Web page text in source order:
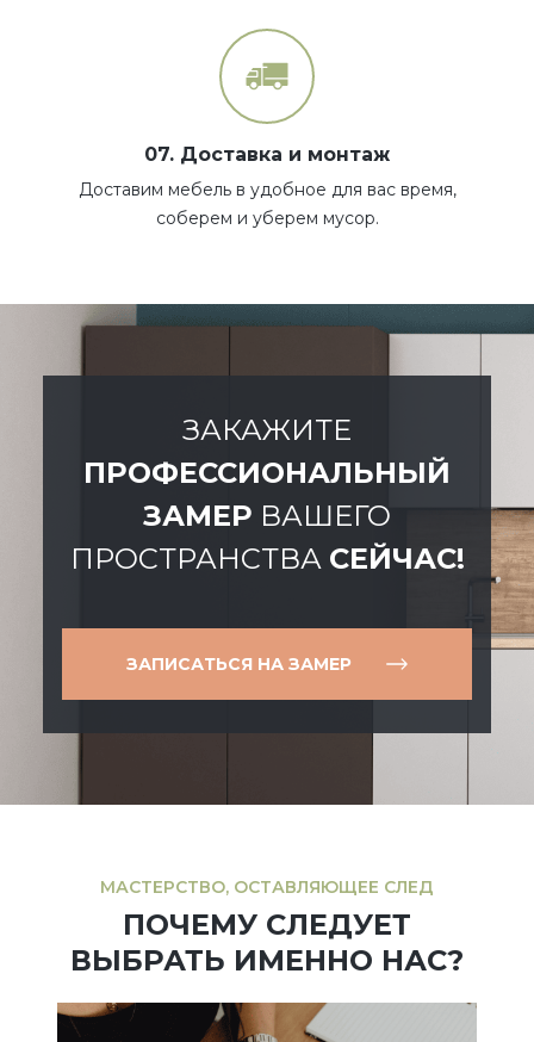
07. Доставка и монтаж
Доставим мебель в удобное для вас время,
соберем и уберем мусор.
ЗАКАЖИТЕ
ПРОФЕССИОНАЛЬНЫЙ
ЗАМЕР ВАШЕГО
ПРОСТРАНСТВА СЕЙЧАС!
ЗАПИСАТЬСЯ НА ЗАМЕР
МАСТЕРСТВО, ОСТАВЛЯЮЩЕЕ СЛЕД
ПОЧЕМУ СЛЕДУЕТ
ВЫБРАТЬ ИМЕННО НАС?